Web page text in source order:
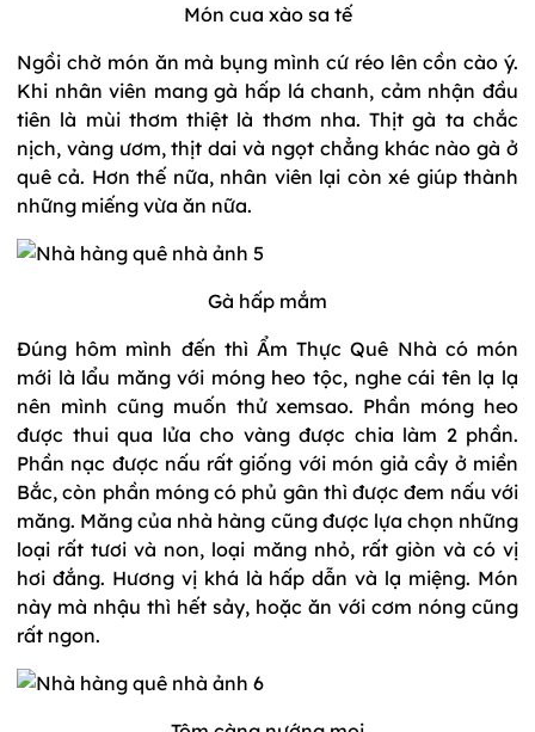
Món cua xào sa tế
Ngồi chờ món ăn mà bụng mình cứ réo lên cồn cào ý.
Khi nhân viên mang gà hấp lá chanh, cảm nhận đầu
tiên là mùi thơm thiệt là thơm nha. Thịt gà ta chắc
nịch, vàng ươm, thịt dai và ngọt chẳng khác nào gà ở
quê cả. Hơn thế nữa, nhân viên lại còn xé giúp thành
những miếng vừa ăn nữa.
Gà hấp mắm
Đúng hôm mình đến thì Ẩm Thực Quê Nhà có món
mới là lẩu măng với móng heo tộc, nghe cái tên lạ lạ
nên mình cũng muốn thử xemsao. Phần móng heo
được thui qua lửa cho vàng được chia làm 2 phần.
Phần nạc được nấu rất giống với món giả cầy ở miền
Bắc, còn phần móng có phủ gân thì được đem nấu với
măng. Măng của nhà hàng cũng được lựa chọn những
loại rất tươi và non, loại măng nhỏ, rất giòn và có vị
hơi đắng. Hương vị khá là hấp dẫn và lạ miệng. Món
này mà nhậu thì hết sảy, hoặc ăn với cơm nóng cũng
rất ngon.